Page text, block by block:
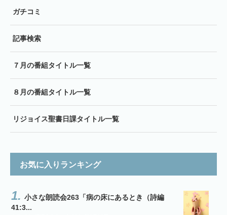
ガチコミ
記事検索
７月の番組タイトル一覧
８月の番組タイトル一覧
リジョイス聖書日課タイトル一覧
お気に入りランキング
小さな朗読会263「病の床にあるとき（詩編
41:3...